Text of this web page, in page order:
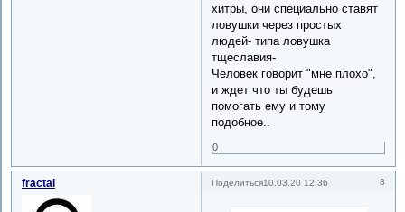
хитры, они специально ставят
ловушки через простых
людей- типа ловушка
тщеславия-
Человек говорит "мне плохо",
и ждет что ты будешь
помогать ему и тому
подобное..
0
Поделиться 8
10.03.20 12:36
fractal